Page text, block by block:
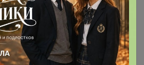
комментарий необходимо
на сайте!
займет меньше минуты